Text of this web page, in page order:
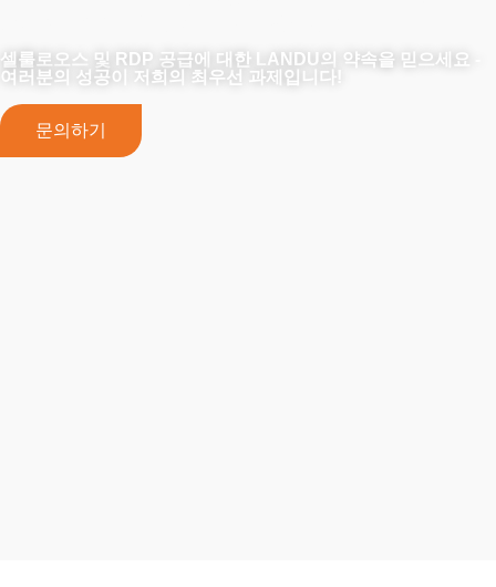
셀룰로오스 및 RDP 공급에 대한 LANDU의 약속을 믿으세요 -
여러분의 성공이 저희의 최우선 과제입니다!
문의하기